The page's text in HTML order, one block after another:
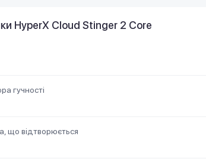
HyperX Cloud Stinger 2 Core
гучності
що відтворюється